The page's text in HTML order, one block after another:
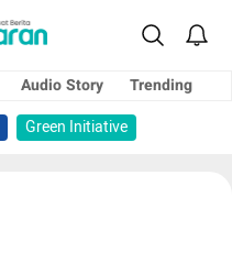
Audio Story
Trending
Green Initiative